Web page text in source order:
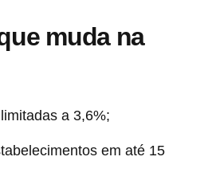
muda na
a 3,6%;
em até 15